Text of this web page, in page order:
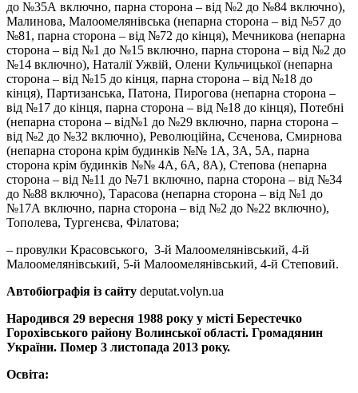
до №35А включно, парна сторона – від №2 до №84 включно),
Малинова, Малоомелянівська (непарна сторона – від №57 до
№81, парна сторона – від №72 до кінця), Мечникова (непарна
сторона – від №1 до №15 включно, парна сторона – від №2 до
№14 включно), Наталії Ужвій, Олени Кульчицької (непарна
сторона – від №15 до кінця, парна сторона – від №18 до
кінця), Партизанська, Патона, Пирогова (непарна сторона –
від №17 до кінця, парна сторона – від №18 до кінця), Потебні
(непарна сторона – від№1 до №29 включно, парна сторона –
від №2 до №32 включно), Революційна, Сєченова, Смирнова
(непарна сторона крім будинків №№ 1А, 3А, 5А, парна
сторона крім будинків №№ 4А, 6А, 8А), Степова (непарна
сторона – від №11 до №71 включно, парна сторона – від №34
до №88 включно), Тарасова (непарна сторона – від №1 до
№17А включно, парна сторона – від №2 до №22 включно),
Тополева, Тургенєва, Філатова;
– провулки Красовського, 3-й Малоомелянівський, 4-й
Малоомелянівський, 5-й Малоомелянівський, 4-й Степовий.
Автобіографія із сайту deputat.volyn.ua
Народився 29 вересня 1988 року у місті Берестечко
Горохівського району Волинської області. Громадянин
України. Помер 3 листопада 2013 року.
Освіта: